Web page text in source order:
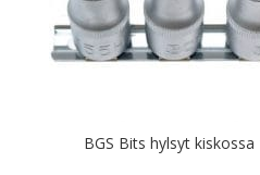
BGS Bits hylsyt